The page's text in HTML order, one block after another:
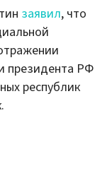
заявил, что
президента РФ
республик